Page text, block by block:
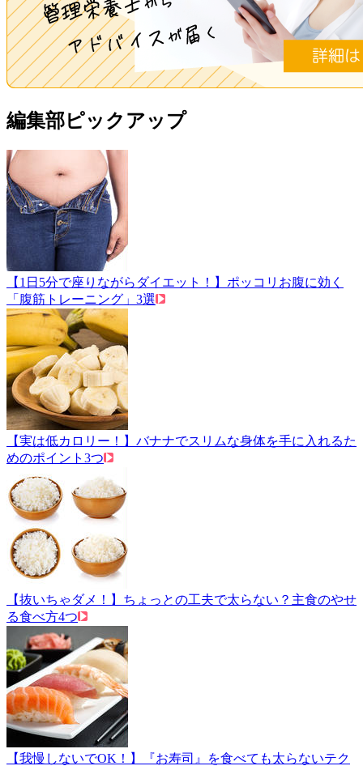
編集部ピックアップ
【1日5分で座りながらダイエット！】ポッコリお腹に効く
「腹筋トレーニング」3選
【実は低カロリー！】バナナでスリムな身体を手に入れるた
めのポイント3つ
【抜いちゃダメ！】ちょっとの工夫で太らない？主食のやせ
る食べ方4つ
【我慢しないでOK！】『お寿司』を食べても太らないテク